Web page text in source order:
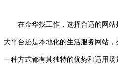
在金华找工作，选择合适的网站
大平台还是本地化的生活服务网站
一种方式都有其独特的优势和适用